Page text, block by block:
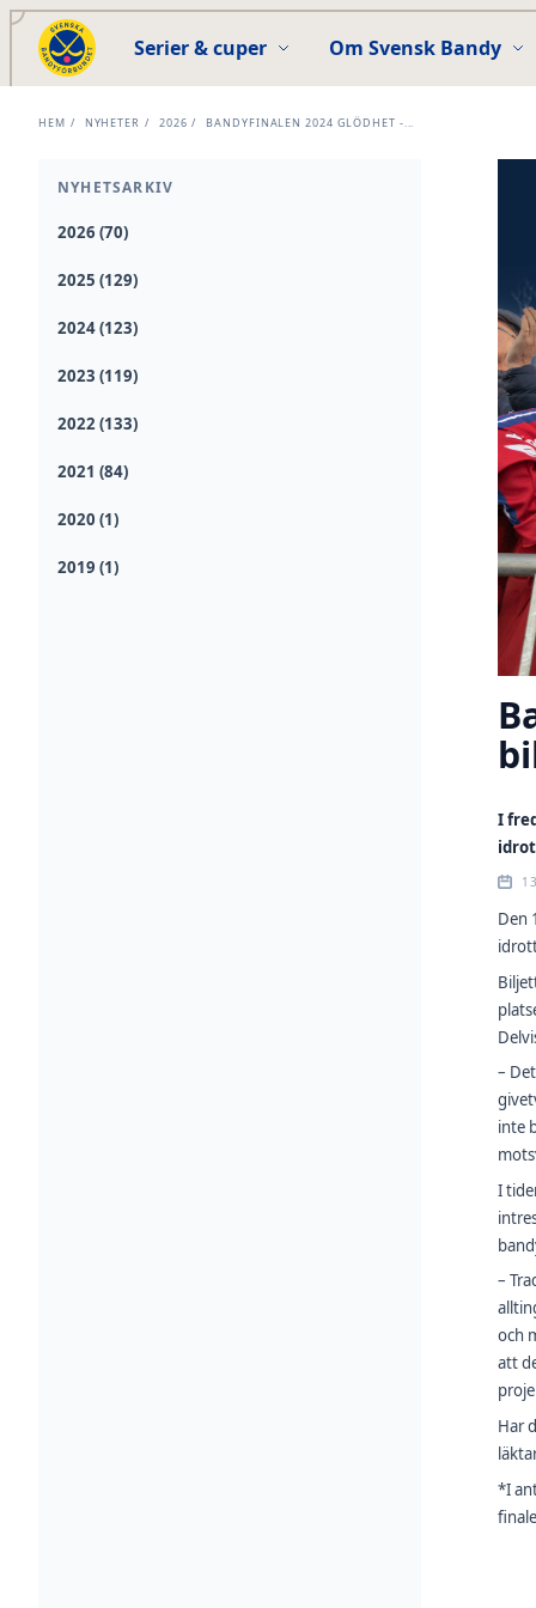
Serier & cuper Om Svensk Bandy
HEM / NYHETER / 2026 / BANDYFINALEN 2024 GLÖDHET -...
NYHETSARKIV
2026 (70)
2025 (129)
2024 (123)
2023 (119)
2022 (133)
2021 (84)
2020 (1)
2019 (1)
I
Den
–
inte
I
–
och
att
Har
*I